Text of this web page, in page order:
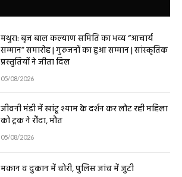
मथुरा: बृज बाल कल्याण समिति का भव्य “आचार्य
सम्मान” समारोह | गुरुजनों का हुआ सम्मान | सांस्कृतिक
प्रस्तुतियों ने जीता दिल
05/08/2026
जीवनी मंडी में खांटू श्याम के दर्शन कर लौट रही महिला
को ट्रक ने रौंदा, मौत
05/08/2026
मकान व दुकान में चोरी, पुलिस जांच में जुटी